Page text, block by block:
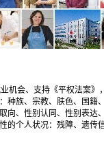
机会、支持《平权法案》
种族、宗教、肤色、国籍
向、性别认同、性别表达
的个人状况：残障、遗传